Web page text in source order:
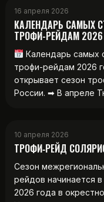
16 апреля 2026
КАЛЕНДАРЬ САМЫХ
ТРОФИ-РЕЙДАМ
Календарь самых
трофи-рейдам 2026
открывает сезон
России. ➡ В апреле
10 апреля 2026
ТРОФИ‑РЕЙД
Сезон
рейдов начинается в
2026 года в